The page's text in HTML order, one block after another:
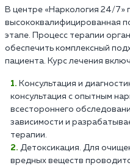
В центре «Наркология 24/7»
высококвалифицированная
этапе. Процесс терапии
обеспечить комплексный
пациента. Курс лечения
Консультация и
консультация с опытным
всестороннего
зависимости и
терапии.
Детоксикация. Для
вредных веществ